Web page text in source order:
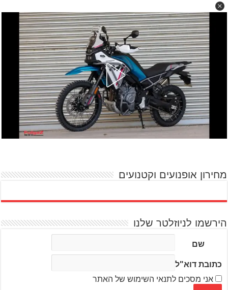
מחירון אופנועים וקטנועים
הירשמו לניוזלטר שלנו
שם
כתובת דוא"ל
אני מסכים לתנאי השימוש של האתר